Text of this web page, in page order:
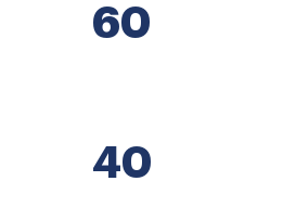
60
40